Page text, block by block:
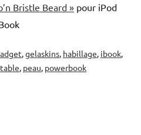
Bristle Beard » pour iPod
,gelaskins, habillage, ibook,
, peau, powerbook